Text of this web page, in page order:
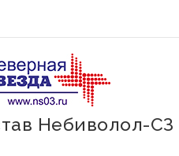
Небиволол-СЗ